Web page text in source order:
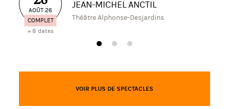
AOÛT 26
COMPLET
+ 8 dates
JEAN-MICHEL ANCTIL
Théâtre Alphonse-Desjardins
VOIR PLUS DE SPECTACLES